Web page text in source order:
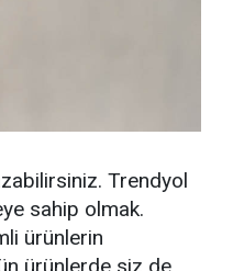
Trendyol
sahip olmak.
ürünlerin